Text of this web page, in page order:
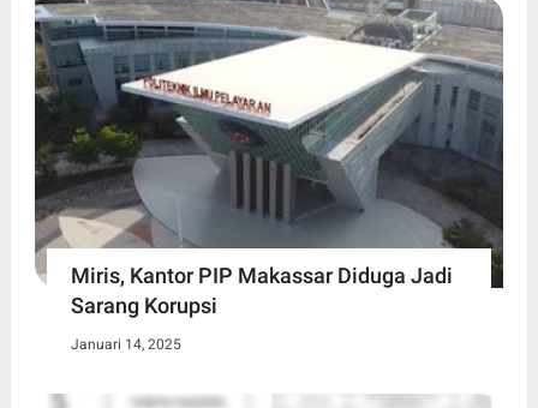
Miris, Kantor PIP Makassar Diduga Jadi
Sarang Korupsi
Januari 14, 2025